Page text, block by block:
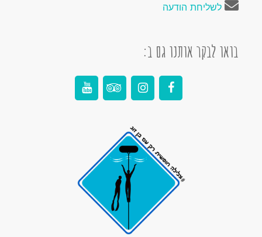
לשליחת הודעה
בואו לבקר אותנו גם ב: